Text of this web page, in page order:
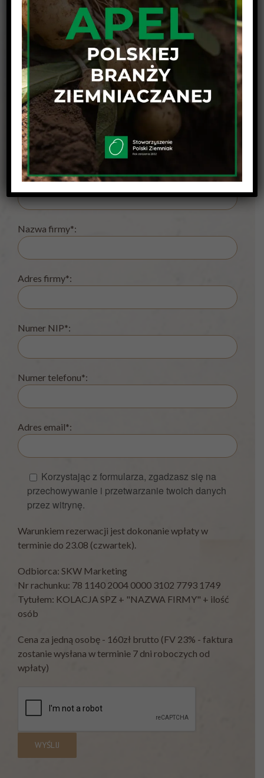
Formularz zgłoszeniowy:
Imię i nazwisko*:
Ilość osób*:
Nazwa firmy*:
Adres firmy*:
Numer NIP*:
Numer telefonu*:
Adres email*:
Korzystając z formularza, zgadzasz się na
przechowywanie i przetwarzanie twoich danych
przez witrynę.
Warunkiem rezerwacji jest dokonanie wpłaty w
terminie do 23.08 (czwartek).
Odbiorca: SKW Marketing
Nr rachunku: 78 1140 2004 0000 3102 7793 1749
Tytułem: KOLACJA SPZ + "NAZWA FIRMY" + ilość
osób
Cena za jedną osobę - 160zł brutto (FV 23% - faktura
zostanie wysłana w terminie 7 dni roboczych od
wpłaty)